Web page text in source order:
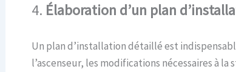
4. Élaboration d’un plan d’i
Un plan d’installation détaillé est
l’ascenseur, les modifications nécessaires à